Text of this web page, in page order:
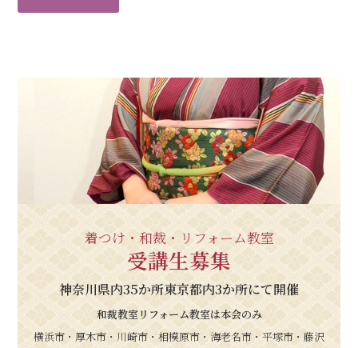
着つけ・和裁・リフォーム教室
受講生募集
神奈川県内35か所東京都内3か所にて開催
和裁教室リフォーム教室は本会のみ
横浜市・厚木市・川崎市・相模原市・海老名市・平塚市・藤沢